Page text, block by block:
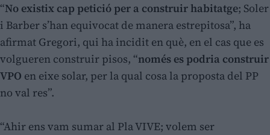
“No existix cap petició per a construir habitatge; Soler
i Barber s’han equivocat de manera estrepitosa”, ha
afirmat Gregori, qui ha incidit en què, en el cas que es
volgueren construir pisos, “només es podria construir
VPO en eixe solar, per la qual cosa la proposta del PP
no val res”.
“Ahir ens vam sumar al Pla VIVE; volem ser